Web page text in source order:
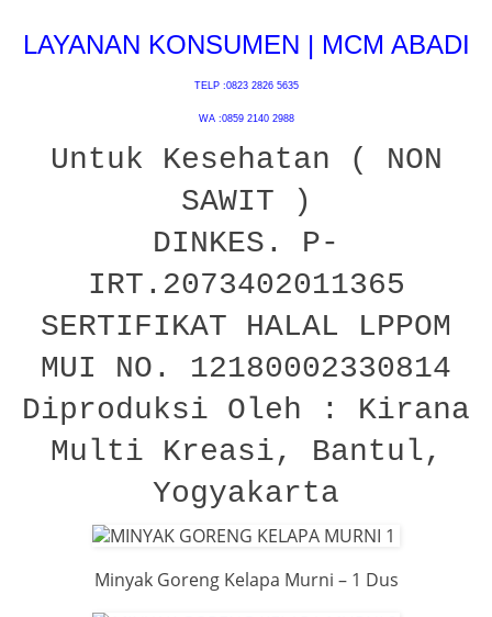
LAYANAN KONSUMEN | MCM ABADI
TELP :0823 2826 5635
WA :0859 2140 2988
Untuk Kesehatan ( NON
SAWIT )
DINKES. P-
IRT.2073402011365
SERTIFIKAT HALAL LPPOM
MUI NO. 12180002330814
Diproduksi Oleh : Kirana
Multi Kreasi, Bantul,
Yogyakarta
Minyak Goreng Kelapa Murni – 1 Dus